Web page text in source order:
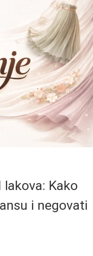
Kako
i negovati